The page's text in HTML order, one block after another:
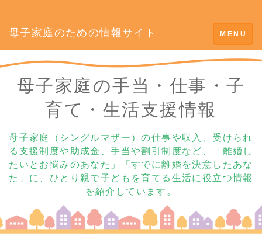
Toggle
navigation
MENU
母子家庭のための情報サイト
母子家庭の手当・仕事・子
育て・生活支援情報
母子家庭（シングルマザー）の仕事や収入、受けられ
る支援制度や助成金、手当や割引制度など、「離婚し
たいとお悩みのあなた」「すでに離婚を決意したあな
た」に、ひとり親で子どもを育てる生活に役立つ情報
を紹介しています。